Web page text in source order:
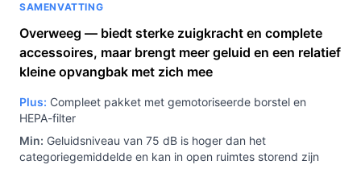
SAMENVATTING
Overweeg — biedt sterke zuigkracht en complete
accessoires, maar brengt meer geluid en een relatief
kleine opvangbak met zich mee
Plus: Compleet pakket met gemotoriseerde borstel en
HEPA-filter
Min: Geluidsniveau van 75 dB is hoger dan het
categoriegemiddelde en kan in open ruimtes storend zijn